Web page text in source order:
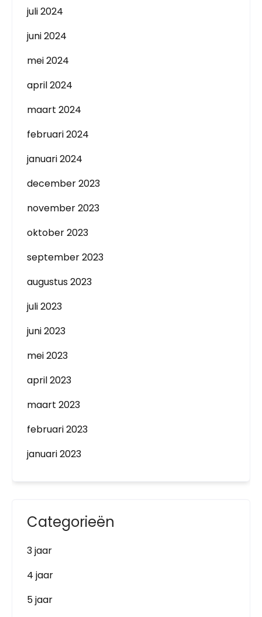
juli 2024
juni 2024
mei 2024
april 2024
maart 2024
februari 2024
januari 2024
december 2023
november 2023
oktober 2023
september 2023
augustus 2023
juli 2023
juni 2023
mei 2023
april 2023
maart 2023
februari 2023
januari 2023
Categorieën
3 jaar
4 jaar
5 jaar